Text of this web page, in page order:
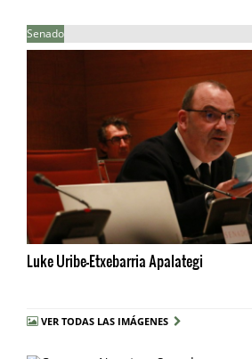
Senado
Luke Uribe-Etxebarria Apalategi
VER TODAS LAS IMÁGENES